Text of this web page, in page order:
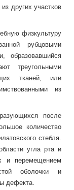
других участков
физкультуру
рубцовыми
образовавшийся
треугольными
тканей, или
из
после
количество
стебля.
угла рта и
и перемещением
оболочки и
дефекта.